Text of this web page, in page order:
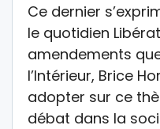
Ce dernier
le quotidien
amendements
l’Intérieur, Brice
adopter sur ce
débat dans la